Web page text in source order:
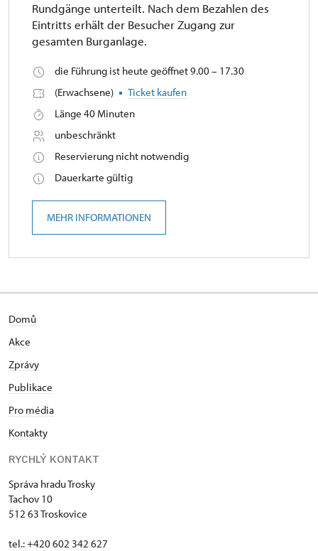
Rundgänge unterteilt. Nach dem Bezahlen des
Eintritts erhält der Besucher Zugang zur
gesamten Burganlage.
die Führung ist heute geöffnet 9.00 – 17.30
(Erwachsene)
Ticket kaufen
Länge 40 Minuten
unbeschränkt
Reservierung nicht notwendig
Dauerkarte gültig
MEHR INFORMATIONEN
Domů
Akce
Zprávy
Publikace
Pro média
Kontakty
RYCHLÝ KONTAKT
Správa hradu Trosky
Tachov 10
512 63 Troskovice
tel.: +420 602 342 627